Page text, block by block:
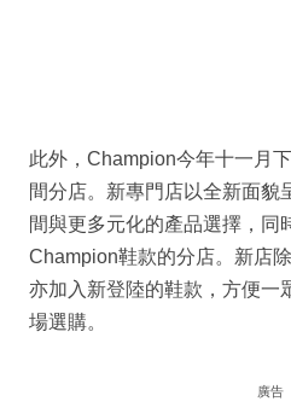
此外，Champion今年十一月
間分店。新專門店以全新面貌
間與更多元化的產品選擇，同
Champion鞋款的分店。新店
亦加入新登陸的鞋款，方便一
場選購。
廣告